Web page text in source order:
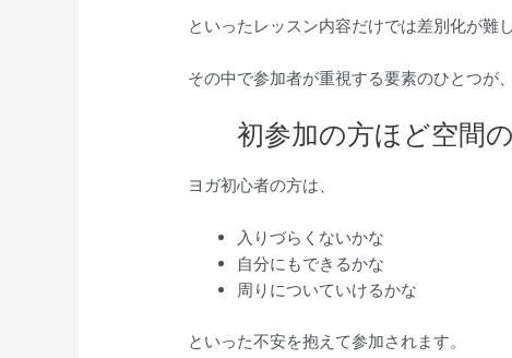
といったレッスン内容だけでは差別化が難
その中で参加者が重視する要素のひとつが
初参加の方ほど空間
ヨガ初心者の方は、
入りづらくないかな
自分にもできるかな
周りについていけるかな
といった不安を抱えて参加されます。